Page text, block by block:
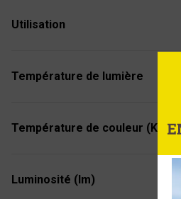
Utilisation
Température de lumière
Température de couleur (K)
Luminosité (lm)